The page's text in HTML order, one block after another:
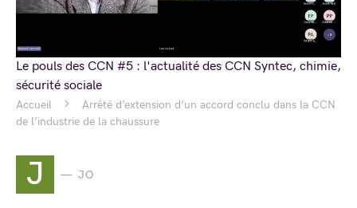
Accueil
Arrêté d’extension d’un accord conclu dans la CCN
de l’industrie de la chaussure
J JO
Le pouls des CCN #5 : l'actualité des CCN Syntec, chimie,
sécurité sociale